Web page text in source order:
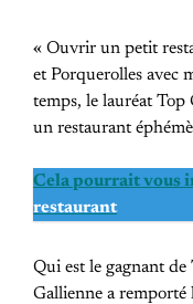
« Ouvrir un petit
et Porquerolles avec
temps, le lauréat
un restaurant
Cela pourrait vous
restaurant
Qui est le gagnant
Gallienne a remporté